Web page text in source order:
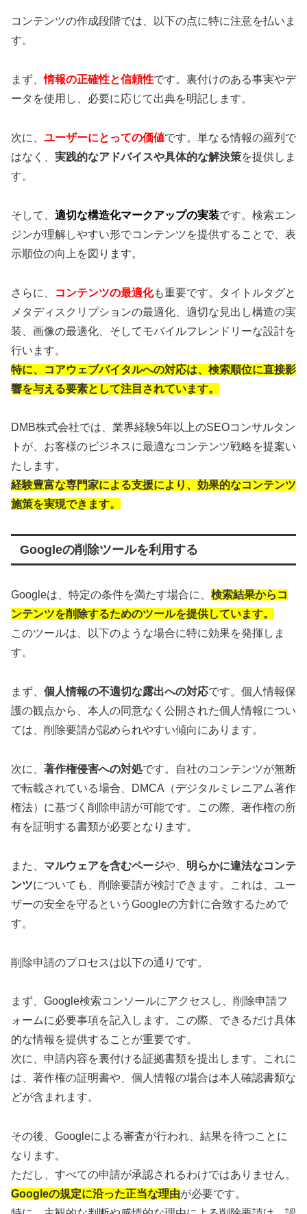
コンテンツの作成段階では、以下の点に特に注意を払いま
す。
まず、情報の正確性と信頼性です。裏付けのある事実やデ
ータを使用し、必要に応じて出典を明記します。
次に、 ユーザーにとっての価値です。単なる情報の羅列で
はなく、 実践的なアドバイスや具体的な解決策を提供しま
す。
そして、 適切な構造化マークアップの実装です。検索エン
ジンが理解しやすい形でコンテンツを提供することで、表
示順位の向上を図ります。
さらに、 コンテンツの最適化も重要です。タイトルタグと
メタディスクリプションの最適化、適切な見出し構造の実
装、画像の最適化、そしてモバイルフレンドリーな設計を
行います。
特に、コアウェブバイタルへの対応は、検索順位に直接影
響を与える要素として注目されています。
DMB株式会社では、業界経験5年以上のSEOコンサルタン
トが、お客様のビジネスに最適なコンテンツ戦略を提案い
たします。
経験豊富な専門家による支援により、効果的なコンテンツ
施策を実現できます。
Googleの削除ツールを利用する
Googleは、特定の条件を満たす場合に、 検索結果からコ
ンテンツを削除するためのツールを提供しています。
このツールは、以下のような場合に特に効果を発揮しま
す。
まず、 個人情報の不適切な露出への対応です。個人情報保
護の観点から、本人の同意なく公開された個人情報につい
ては、削除要請が認められやすい傾向にあります。
次に、 著作権侵害への対処です。自社のコンテンツが無断
で転載されている場合、DMCA（デジタルミレニアム著作
権法）に基づく削除申請が可能です。この際、著作権の所
有を証明する書類が必要となります。
また、 マルウェアを含むページや、 明らかに違法なコンテ
ンツについても、削除要請が検討できます。これは、ユー
ザーの安全を守るというGoogleの方針に合致するためで
す。
削除申請のプロセスは以下の通りです。
まず、Google検索コンソールにアクセスし、削除申請フ
ォームに必要事項を記入します。この際、できるだけ具体
的な情報を提供することが重要です。
次に、申請内容を裏付ける証拠書類を提出します。これに
は、著作権の証明書や、個人情報の場合は本人確認書類な
どが含まれます。
その後、Googleによる審査が行われ、結果を待つことに
なります。
ただし、すべての申請が承認されるわけではありません。
Googleの規定に沿った正当な理由が必要です。